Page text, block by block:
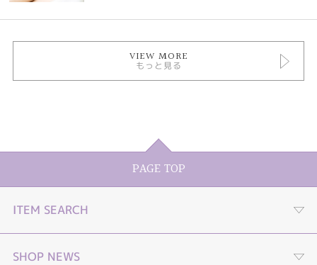
VIEW MORE
もっと見る
PAGE TOP
ITEM SEARCH
婚約指輪
SHOP NEWS